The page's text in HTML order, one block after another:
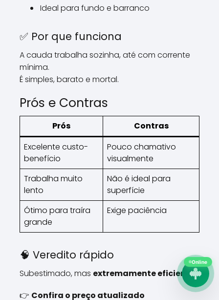
Ideal para fundo e barranco
✅ Por que funciona
A cauda trabalha sozinha, até com corrente
mínima.
É simples, barato e mortal.
Prós e Contras
Prós
Contras
Excelente custo-
benefício
Pouco chamativo
visualmente
Trabalha muito
lento
Não é ideal para
superfície
Ótimo para traíra
grande
Exige paciência
🧠 Veredito rápido
Subestimado, mas extremamente eficiente.
👉 Confira o preço atualizado
Online